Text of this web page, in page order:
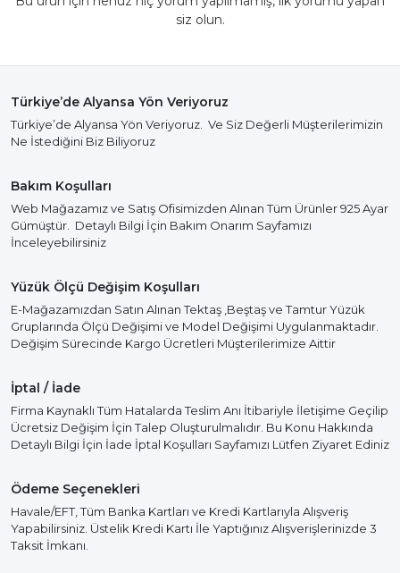
siz olun.
Türkiye’de Alyansa Yön Veriyoruz
Türkiye’de Alyansa Yön Veriyoruz. Ve Siz Değerli Müşterilerimizin
Ne İstediğini Biz Biliyoruz
Bakım Koşulları
Web Mağazamız ve Satış Ofisimizden Alınan Tüm Ürünler 925 Ayar
Gümüştür. Detaylı Bilgi İçin Bakım Onarım Sayfamızı
İnceleyebilirsiniz
Yüzük Ölçü Değişim Koşulları
E-Mağazamızdan Satın Alınan Tektaş ,Beştaş ve Tamtur Yüzük
Gruplarında Ölçü Değişimi ve Model Değişimi Uygulanmaktadır.
Değişim Sürecinde Kargo Ücretleri Müşterilerimize Aittir
İptal / İade
Firma Kaynaklı Tüm Hatalarda Teslim Anı İtibariyle İletişime Geçilip
Ücretsiz Değişim İçin Talep Oluşturulmalıdır. Bu Konu Hakkında
Detaylı Bilgi İçin İade İptal Koşulları Sayfamızı Lütfen Ziyaret Ediniz
Ödeme Seçenekleri
Havale/EFT, Tüm Banka Kartları ve Kredi Kartlarıyla Alışveriş
Yapabilirsiniz. Üstelik Kredi Kartı İle Yaptığınız Alışverişlerinizde 3
Taksit İmkanı.